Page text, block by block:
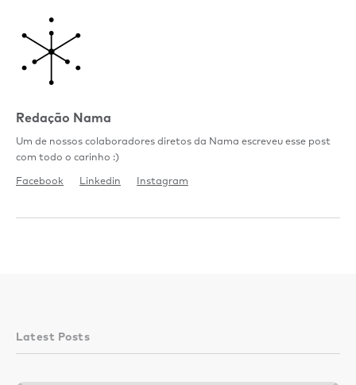
Redação Nama
Um de nossos colaboradores diretos da Nama escreveu esse post
com todo o carinho :)
Facebook Linkedin Instagram
Latest Posts